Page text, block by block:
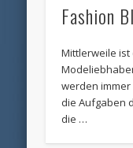
Fashion
Mittlerweile ist
werden
die Aufgaben
die …